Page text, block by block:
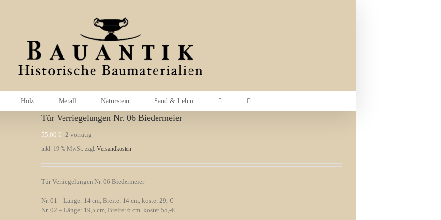
Holz Metall Naturstein Sand & Lehm
Tür Verriegelungen Nr. 06 Biedermeier
55,00 € 2 vorrätig
inkl. 19 % MwSt. zzgl. Versandkosten
Tür Verriegelungen Nr. 06 Biedermeier
Nr. 01 – Länge: 14 cm, Breite: 14 cm, kostet 29,-€
Nr. 02 – Länge: 19,5 cm, Breite: 6 cm. kostet 55,-€